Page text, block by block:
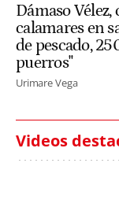
Dámaso
calamares en
de pescado,
puerros"
Urimare Vega
Videos